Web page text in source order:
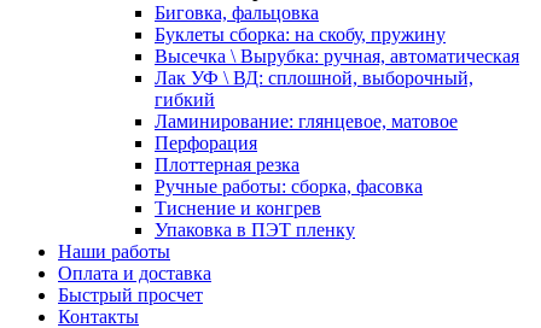
Биговка, фальцовка
Буклеты сборка: на скобу, пружину
Высечка \ Вырубка: ручная, автоматическая
Лак УФ \ ВД: сплошной, выборочный,
гибкий
Ламинирование: глянцевое, матовое
Перфорация
Плоттерная резка
Ручные работы: сборка, фасовка
Тиснение и конгрев
Упаковка в ПЭТ пленку
Наши работы
Оплата и доставка
Быстрый просчет
Контакты